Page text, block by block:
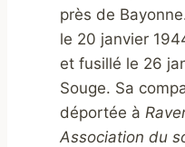
près de
le 20 janvier
et fusillé le 26
Souge. Sa
déportée à
Association du